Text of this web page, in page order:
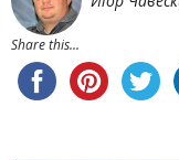
Share this...